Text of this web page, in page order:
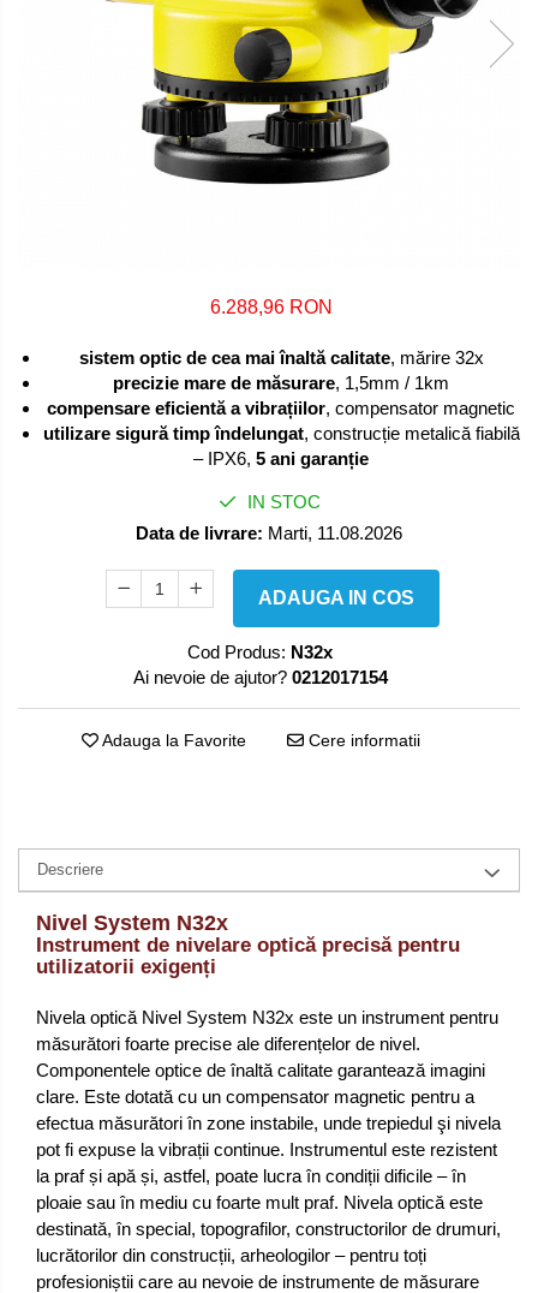
6.288,96 RON
sistem optic de cea mai înaltă calitate, mărire 32x
precizie mare de măsurare, 1,5mm / 1km
compensare eficientă a vibrațiilor, compensator magnetic
utilizare sigură timp îndelungat, construcție metalică fiabilă
– IPX6, 5 ani garanție
IN STOC
Data de livrare: Marti, 11.08.2026
ADAUGA IN COS
Cod Produs: N32x
Ai nevoie de ajutor? 0212017154
Adauga la Favorite Cere informatii
Descriere
Nivel System N32x
Instrument de nivelare optică precisă pentru
utilizatorii exigenți
Nivela optică Nivel System N32x este un instrument pentru
măsurători foarte precise ale diferențelor de nivel.
Componentele optice de înaltă calitate garantează imagini
clare. Este dotată cu un compensator magnetic pentru a
efectua măsurători în zone instabile, unde trepiedul şi nivela
pot fi expuse la vibrații continue. Instrumentul este rezistent
la praf și apă și, astfel, poate lucra în condiții dificile – în
ploaie sau în mediu cu foarte mult praf. Nivela optică este
destinată, în special, topografilor, constructorilor de drumuri,
lucrătorilor din construcții, arheologilor – pentru toți
profesioniștii care au nevoie de instrumente de măsurare